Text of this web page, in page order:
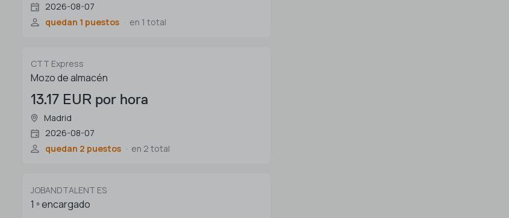
2026-08-07
quedan 1 puestos
en 1 total
CTT Express
Mozo de almacén
13.17 EUR por hora
Madrid
2026-08-07
quedan 2 puestos
en 2 total
JOBANDTALENT ES
1 º encargado